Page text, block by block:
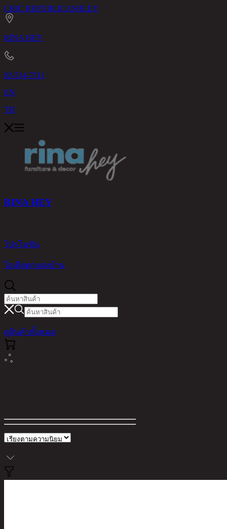
CHIC REPUBLICASHLEY
RINA HEY
02-514-7111
EN
TH
RINA HEY
โปรโมชัน
ไอเดียตกแต่งบ้าน
ดูสินค้าทั้งหมด